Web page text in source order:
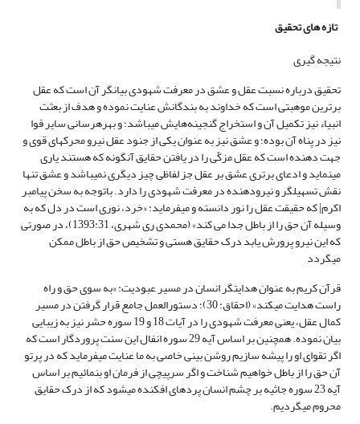
تازه های تحقیق
نتیجه‏ گیری
تحقیق درباره نسبت عقل و عشق در معرفت شهودی بیانگر آن است که عقل
برترین موهبتی است که خداوند به بندگانش عنایت نموده و هدف از بعثت
انبیاء نیز تکمیل آن و استخراج گنجینه‌هایش می‏باشد؛ و بهره‏رسانی سایر قوا
نیز در پناه آن بوده؛ و عشق نیز به عنوان یکی از جنود عقل نیرو محرکه‏ای قوی و
جهت دهنده است که عقل مزکّی را در یافتن حقایق آنگونه که هستند یاری
می‏نماید و ادعای برتری عشق بر عقل جز لفاظی چیز دیگری نمی‏باشد و عشق تنها
نقش تسهیل‏گر و نیرودهنده در معرفت شهودی را دارد. باتوجه به سخن پیامبر
اکرم| که حقیقت عقل را نور دانسته و می‏فرماید: «خرد، نوری است در دل که به
وسیله آن حق را از باطل جدا می کند» (محمدی ری شهری، 1393:31)، در صورتی
که این نیرو پرورش یابد درک حقایق هستی و تشخیص حق از باطل ممکن
می‏گردد
قرآن کریم به عنوان هدایت‏گر انسان در مسیر عبودیت: «به سوی حق و راه
راست هدایت می‏کند» (احقاق: 30)؛ دستورالعمل جامع قرار گرفتن در مسیر
کمال عقل، یعنی معرفت شهودی را در آیات 18 و 19 سوره حشر نیز به زیبایی
بیان نموده. همچنین بر اساس آیه 29 سوره انفال این سنت پروردگار است که
اگر تقوای او را پیشه سازیم روشن بینی خاصی به ما عنایت می‏فرماید که در پرتو
آن حق را از باطل خواهیم شناخت و اگر سرپیچی از فرمان او بنمائیم بر اساس
آیه 23 سوره جاثیه بر چشم انسان پرده‏ای افکنده می‏شود که از درک حقایق
محروم می‏گردیم.